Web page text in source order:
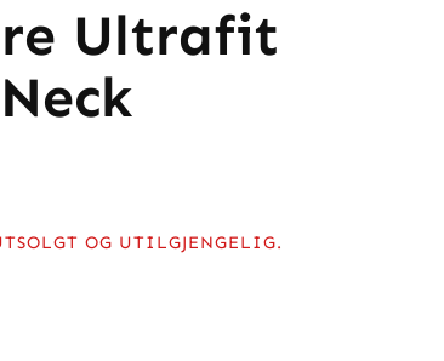
Ultrafit
OG UTILGJENGELIG.